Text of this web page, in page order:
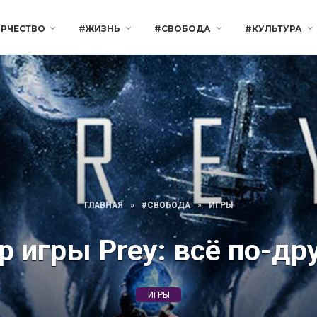
#ЖИЗНЬ #СВОБОДА #КУЛЬТУРА
ГЛАВНАЯ » #СВОБОДА » ИГРЫ
игры Prey: всё по-
ИГРЫ